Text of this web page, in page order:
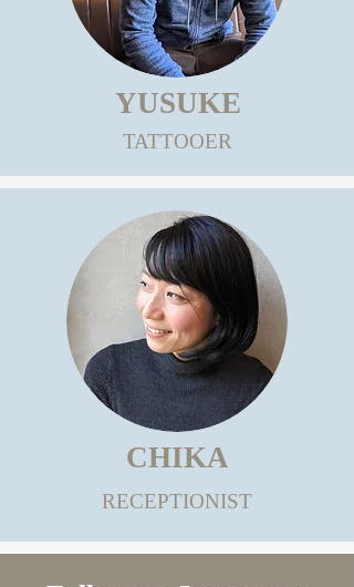
YUSUKE
TATTOOER
CHIKA
​RECEPTIONIST